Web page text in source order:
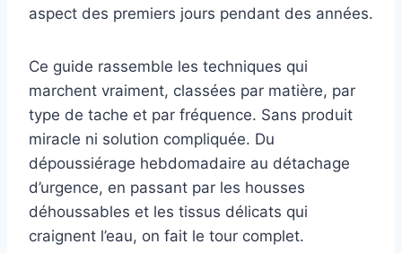
aspect des premiers jours pendant des années.
Ce guide rassemble les techniques qui
marchent vraiment, classées par matière, par
type de tache et par fréquence. Sans produit
miracle ni solution compliquée. Du
dépoussiérage hebdomadaire au détachage
d’urgence, en passant par les housses
déhoussables et les tissus délicats qui
craignent l’eau, on fait le tour complet.